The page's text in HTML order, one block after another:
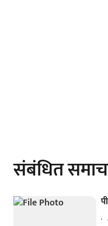
संबंधित